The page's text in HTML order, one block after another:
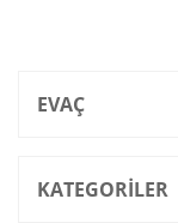
EVAÇ
KATEGORİLER